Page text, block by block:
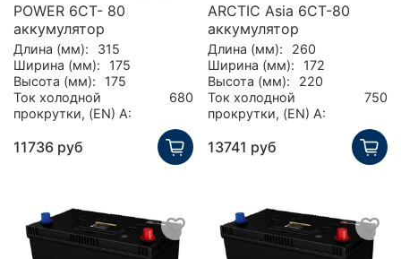
POWER 6СТ- 80
аккумулятор
Длина (мм):
315
Ширина (мм):
175
Высота (мм):
175
Ток холодной
прокрутки, (EN) А:
680
11736 руб
ARCTIC Asia 6СТ-80
аккумулятор
Длина (мм):
260
Ширина (мм):
172
Высота (мм):
220
Ток холодной
прокрутки, (EN) А:
750
13741 руб